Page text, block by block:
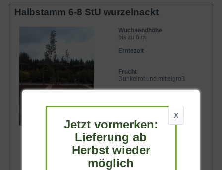
Halbstamm 6-8 StU wurzelnackt
Wuchsendhöhe
bis zu 6 m
Erntezeit
Frucht
Dunkelrot und mittelgroß
Lieferbar ab KW43
X
Jetzt vormerken:
Lieferung ab
Herbst wieder
möglich